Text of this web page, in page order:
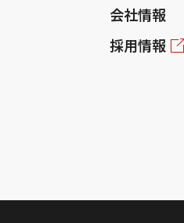
会社情報
採用情報